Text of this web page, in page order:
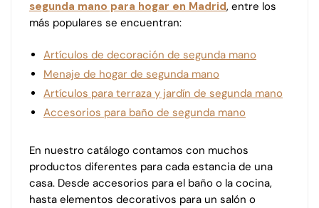
segunda mano para hogar en Madrid, entre los
más populares se encuentran:
Artículos de decoración de segunda mano
Menaje de hogar de segunda mano
Artículos para terraza y jardín de segunda mano
Accesorios para baño de segunda mano
En nuestro catálogo contamos con muchos
productos diferentes para cada estancia de una
casa. Desde accesorios para el baño o la cocina,
hasta elementos decorativos para un salón o